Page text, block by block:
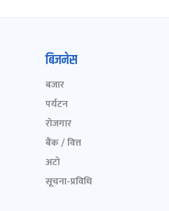
बिजनेस
बजार
पर्यटन
रोजगार
बैंक / वित्त
अटो
सूचना-प्रविधि